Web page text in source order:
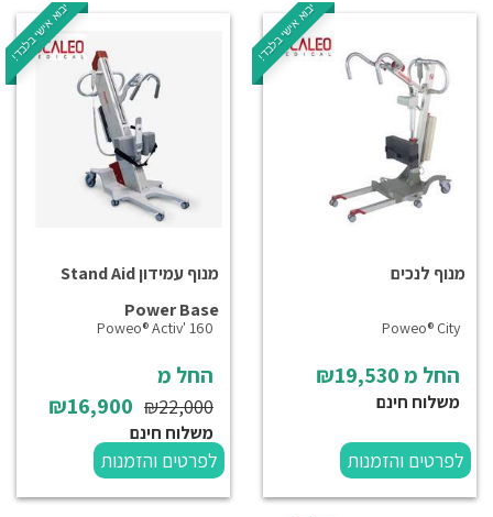
יבוא אישי בלבד!
מנוף לנכים
Poweo® City
החל מ
משלוח חינם
לפרטים והזמנות
יבוא אישי בלבד!
מנוף עמידון Stand Aid
Power Base
Poweo® Activ' 160
החל מ
₪16,900 ₪22,000
משלוח חינם
לפרטים והזמנות